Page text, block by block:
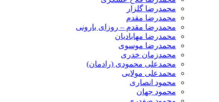
محمدرضا گلزار
محمدرضا مقدم
محمدرضا مقدم – روزای بارونی
محمدرضا مهابادیان
محمدرضا موسوی
محمدزمان خدری
محمدعلی محمودی (رادمان)
محمدعلی مولایی
محمود انصاری
محمود جهان